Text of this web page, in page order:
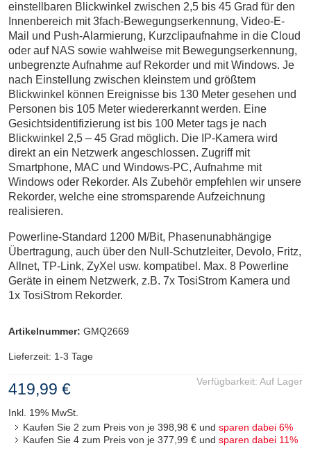
einstellbaren Blickwinkel zwischen 2,5 bis 45 Grad für den
Innenbereich mit 3fach-Bewegungserkennung, Video-E-
Mail und Push-Alarmierung, Kurzclipaufnahme in die Cloud
oder auf NAS sowie wahlweise mit Bewegungserkennung,
unbegrenzte Aufnahme auf Rekorder und mit Windows. Je
nach Einstellung zwischen kleinstem und größtem
Blickwinkel können Ereignisse bis 130 Meter gesehen und
Personen bis 105 Meter wiedererkannt werden. Eine
Gesichtsidentifizierung ist bis 100 Meter tags je nach
Blickwinkel 2,5 – 45 Grad möglich. Die IP-Kamera wird
direkt an ein Netzwerk angeschlossen. Zugriff mit
Smartphone, MAC und Windows-PC, Aufnahme mit
Windows oder Rekorder. Als Zubehör empfehlen wir unsere
Rekorder, welche eine stromsparende Aufzeichnung
realisieren.
Powerline-Standard 1200 M/Bit, Phasenunabhängige
Übertragung, auch über den Null-Schutzleiter, Devolo, Fritz,
Allnet, TP-Link, ZyXel usw. kompatibel. Max. 8 Powerline
Geräte in einem Netzwerk, z.B. 7x TosiStrom Kamera und
1x TosiStrom Rekorder.
Artikelnummer: GMQ2669
Lieferzeit: 1-3 Tage
Verfügbarkeit: Auf Lager
419,99 €
Inkl. 19% MwSt.
Kaufen Sie 2 zum Preis von je 398,98 € und sparen dabei 6%
Kaufen Sie 4 zum Preis von je 377,99 € und sparen dabei 11%